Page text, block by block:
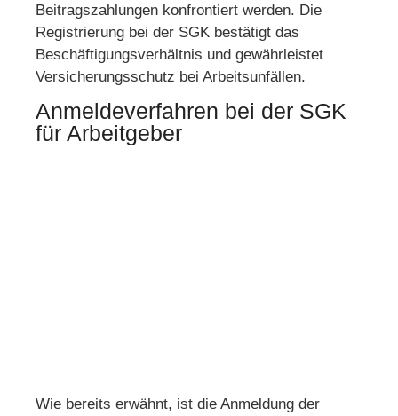
Beitragszahlungen konfrontiert werden. Die
Registrierung bei der SGK bestätigt das
Beschäftigungsverhältnis und gewährleistet
Versicherungsschutz bei Arbeitsunfällen.
Anmeldeverfahren bei der SGK
für Arbeitgeber
Wie bereits erwähnt, ist die Anmeldung der